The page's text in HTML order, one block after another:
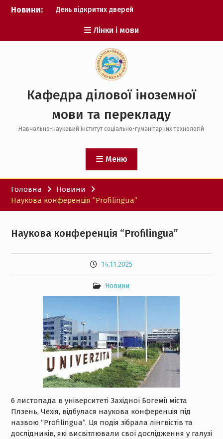
Перейти
Новини:
День відкритих дверей
конкурсу
Проєктування цифрових
Лінки і мови
Кафедра ділової іноземної
мови та перекладу
Навчально-науковий інститут соціально-гуманітарних технологій
Меню
Головна
Новини
Наукова конференція “Profilingua”
Наукова конференція “Profilingua”
14.11.2025
Новини
6 листопада в університеті Західної Богемії міста
Плзень, Чехія, відбулася наукова конференція під
назвою “Profilingua”. Ця подія зібрала лінгвістів та
дослідників, які висвітлювали свої дослідження у галузі